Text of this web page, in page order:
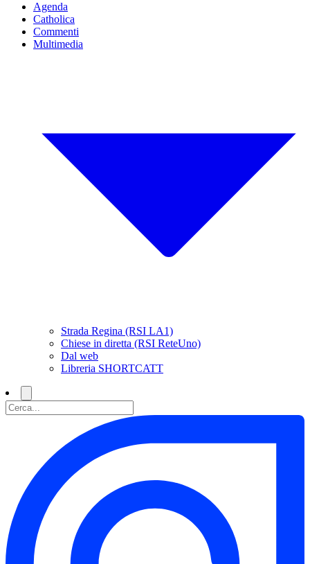
Agenda
Catholica
Commenti
Multimedia
Strada Regina (RSI LA1)
Chiese in diretta (RSI ReteUno)
Dal web
Libreria SHORTCATT